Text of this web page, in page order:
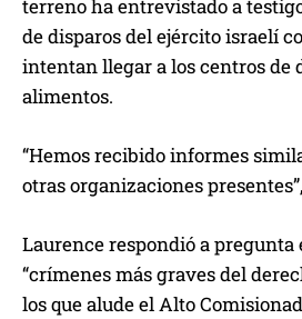
terreno ha entrevistado a
de disparos del ejército israelí
intentan llegar a los centros de
alimentos.
“Hemos recibido informes
otras organizaciones
Laurence respondió a pregunta
“crímenes más graves del
los que alude el Alto